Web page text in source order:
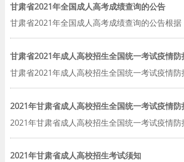
甘肃省2021年全国成人高考成绩查询的公告
甘肃省2021年全国成人高考成绩查询的公告根
甘肃省2021年成人高校招生全国统一考试疫情
甘肃省2021年成人高校招生全国统一考试疫情
2021年甘肃省成人高校招生全国统一考试疫情防
2021年甘肃省成人高校招生全国统一考试疫情
2021年甘肃省成人高校招生考试须知